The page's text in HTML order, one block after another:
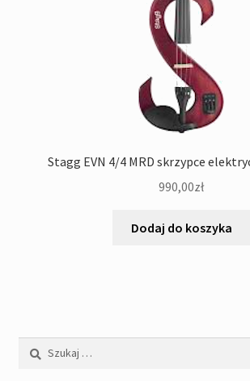
Stagg EVN 4/4 MRD skrzypce
990,00zł
Dodaj do koszyka
Szukaj: